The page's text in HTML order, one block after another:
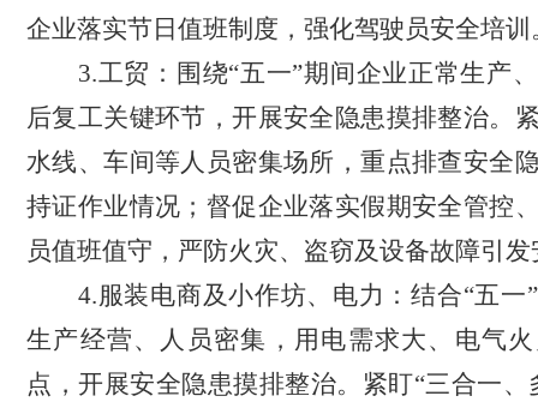
企业落实节日值班制度，强化驾驶员安全培训
3.工贸： 围绕“五一”期间企业正常生产
后复工关键环节，开展安全隐患摸排整治。
水线、车间等人员密集场所，重点排查安全
持证作业情况；督促企业落实假期安全管控
员值班值守，严防火灾、盗窃及设备故障引
4.服装电商及小作坊、电力：结合“五一
生产经营、人员密集，用电需求大、电气
点，开展安全隐患摸排整治。紧盯“三合一、